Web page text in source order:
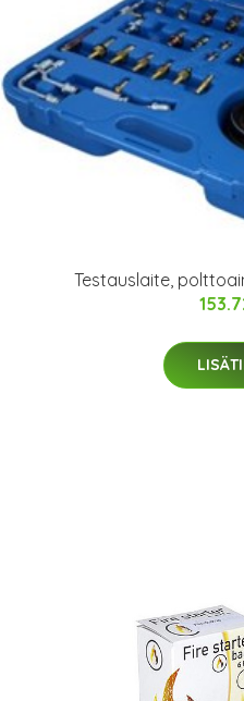
Testauslaite,